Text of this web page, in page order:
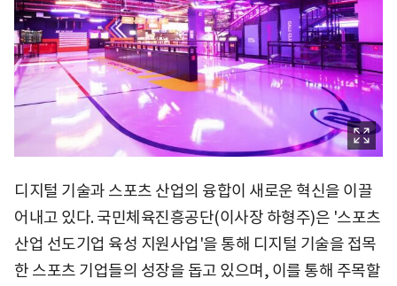
디지털 기술과 스포츠 산업의 융합이 새로운 혁신을 이끌
어내고 있다. 국민체육진흥공단(이사장 하형주)은 '스포츠
산업 선도기업 육성 지원사업'을 통해 디지털 기술을 접목
한 스포츠 기업들의 성장을 돕고 있으며, 이를 통해 주목할